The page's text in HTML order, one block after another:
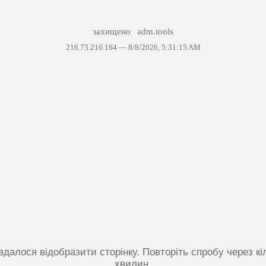
захищено adm.tools
216.73.216.164 — 8/8/2026, 5:31:15 AM
відобразити сторінку. Повторіть спробу через